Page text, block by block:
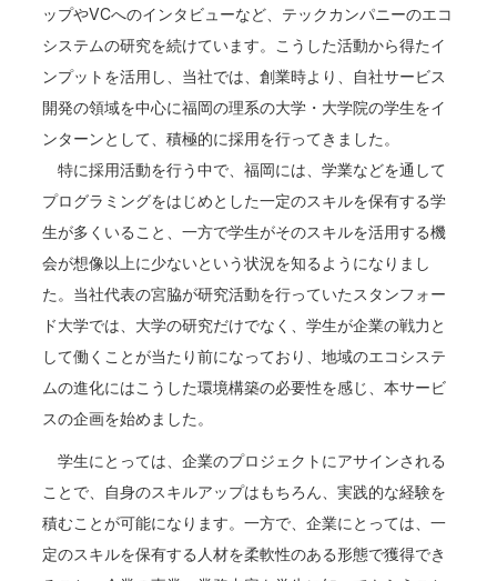
ップやVCへのインタビューなど、テックカンパニーのエコ
システムの研究を続けています。こうした活動から得たイ
ンプットを活用し、当社では、創業時より、自社サービス
開発の領域を中心に福岡の理系の大学・大学院の学生をイ
ンターンとして、積極的に採用を行ってきました。
特に採用活動を行う中で、福岡には、学業などを通して
プログラミングをはじめとした一定のスキルを保有する学
生が多くいること、一方で学生がそのスキルを活用する機
会が想像以上に少ないという状況を知るようになりまし
た。当社代表の宮脇が研究活動を行っていたスタンフォー
ド大学では、大学の研究だけでなく、学生が企業の戦力と
して働くことが当たり前になっており、地域のエコシステ
ムの進化にはこうした環境構築の必要性を感じ、本サービ
スの企画を始めました。
学生にとっては、企業のプロジェクトにアサインされる
ことで、自身のスキルアップはもちろん、実践的な経験を
積むことが可能になります。一方で、企業にとっては、一
定のスキルを保有する人材を柔軟性のある形態で獲得でき